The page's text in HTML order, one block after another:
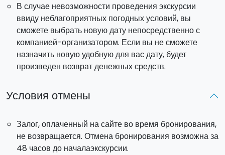
В случае невозможности проведения экскурсии
ввиду неблагоприятных погодных условий, вы
сможете выбрать новую дату непосредственно с
компанией-организатором. Если вы не сможете
назначить новую удобную для вас дату, будет
произведен возврат денежных средств.
Условия отмены
Залог, оплаченный на сайте во время бронирования,
не возвращается. Отмена бронирования возможна за
48 часов до началаэкскурсии.